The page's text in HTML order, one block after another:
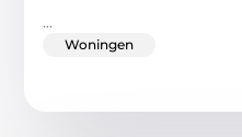
...
Woningen